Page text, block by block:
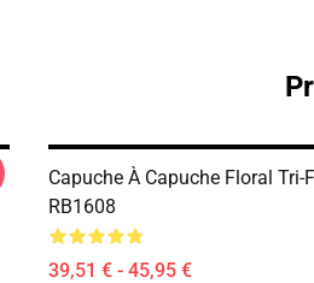
Capuche À Capuche Floral Tri-
RB1608
39,51 € - 45,95 €